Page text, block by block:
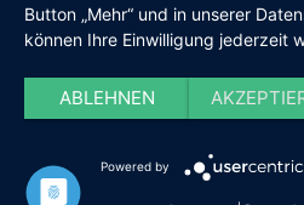
Button „Mehr“ und in unserer
können Ihre Einwilligung jederzeit
ABLEHNEN
Powered by